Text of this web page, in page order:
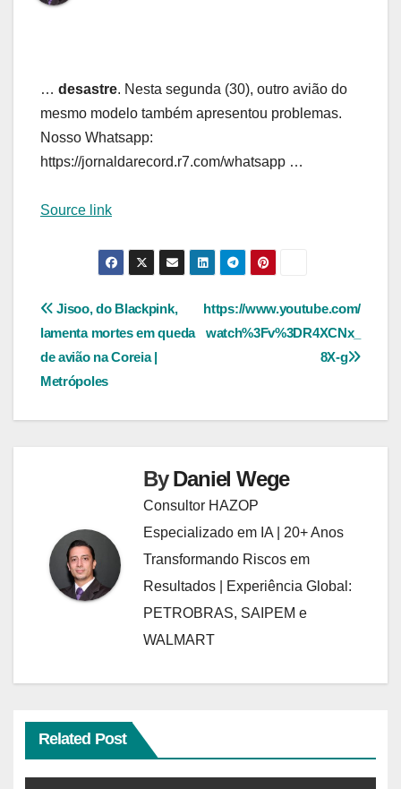
… desastre. Nesta segunda (30), outro avião do
mesmo modelo também apresentou problemas.
Nosso Whatsapp:
https://jornaldarecord.r7.com/whatsapp …
Source link
Navegação
de
Post
https://www.youtube.com/
watch%3Fv%3DR4XCNx_
8X-g
Jisoo, do Blackpink,
lamenta mortes em queda
de avião na Coreia |
Metrópoles
ByDaniel Wege
Consultor HAZOP
Especializado em IA | 20+ Anos
Transformando Riscos em
Resultados | Experiência Global:
PETROBRAS, SAIPEM e
WALMART
Related Post